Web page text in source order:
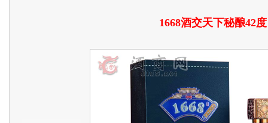
1668酒交天下秘酿42度